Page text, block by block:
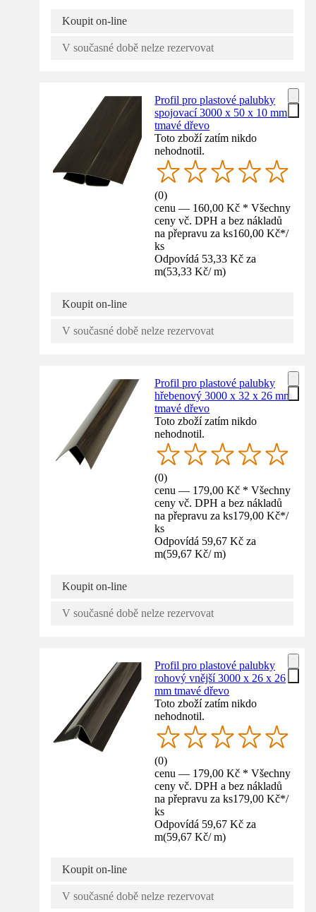
Koupit on-line
V současné době nelze rezervovat
Profil pro plastové palubky
spojovací 3000 x 50 x 10 mm
tmavé dřevo
Toto zboží zatím nikdo
nehodnotil.
(0)
cenu — 160,00 Kč * Všechny
ceny vč. DPH a bez nákladů
na přepravu za ks160,00 Kč*/
ks
Odpovídá 53,33 Kč za
m(53,33 Kč/ m)
Koupit on-line
V současné době nelze rezervovat
Profil pro plastové palubky
hřebenový 3000 x 32 x 26 mm
tmavé dřevo
Toto zboží zatím nikdo
nehodnotil.
(0)
cenu — 179,00 Kč * Všechny
ceny vč. DPH a bez nákladů
na přepravu za ks179,00 Kč*/
ks
Odpovídá 59,67 Kč za
m(59,67 Kč/ m)
Koupit on-line
V současné době nelze rezervovat
Profil pro plastové palubky
rohový vnější 3000 x 26 x 26
mm tmavé dřevo
Toto zboží zatím nikdo
nehodnotil.
(0)
cenu — 179,00 Kč * Všechny
ceny vč. DPH a bez nákladů
na přepravu za ks179,00 Kč*/
ks
Odpovídá 59,67 Kč za
m(59,67 Kč/ m)
Koupit on-line
V současné době nelze rezervovat